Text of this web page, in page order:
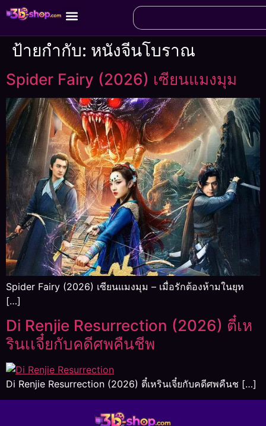
ป้ายกำกับ: หนังจีนโบราณ
Spider Fairy (2026) เซียนแมงมุม
Spider Fairy (2026) เซียนแมงมุม – เมื่อรักต้องห้ามในยุท
[…]
Di Renjie Resurrection (2026) ตี๋เห
รินเเจี๋ยกับคดีศพคืนชีพ
Di Renjie Resurrection (2026) ตี๋เหรินเจี๋ยกับคดีศพคืนช […]